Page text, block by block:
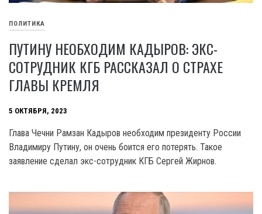
ПОЛИТИКА
ПУТИНУ НЕОБХОДИМ КАДЫРОВ: ЭКС-
СОТРУДНИК КГБ РАССКАЗАЛ О СТРАХЕ
ГЛАВЫ КРЕМЛЯ
5 ОКТЯБРЯ, 2023
Глава Чечни Рамзан Кадыров необходим президенту России
Владимиру Путину, он очень боится его потерять. Такое
заявление сделал экс-сотрудник КГБ Сергей Жирнов.